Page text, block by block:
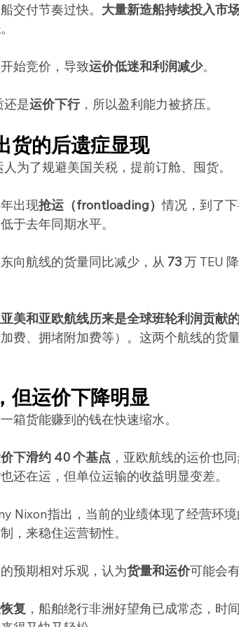
交付节奏过快。 大量新造船持续投入市
。
始竞价，导致运价低迷和利润减少。
还是运价下行，所以盈利能力被挤压。
货的后遗症显现
为了规避美国关税，提前订舱、囤货。
出现抢运（frontloading）情况，到了
于去年同期水平。
向航线的货量同比减少，从 73 万 TEU
美和亚欧航线历来是全球班轮利润贡献
费、拥堵附加费等）。这两个航线的货
但运价下降明显
箱货能赚到的钱在快速缩水。
下滑约 40 个基点 ，亚欧航线的运价也
还在运，但单位运输的收益明显变差。
Nixon指出，当前的业绩体现了经营环
，来稳住运营韧性。
预期相对乐观，认为货量和运价可能会
复 ，船舶绕行非洲好望角已成常态，时